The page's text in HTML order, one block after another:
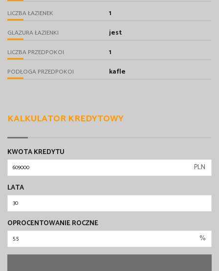
LICZBA ŁAZIENEK 1
GLAZURA ŁAZIENKI jest
LICZBA PRZEDPOKOI 1
PODŁOGA PRZEDPOKOI kafle
KALKULATOR KREDYTOWY
KWOTA KREDYTU
PLN
LATA
OPROCENTOWANIE ROCZNE
%